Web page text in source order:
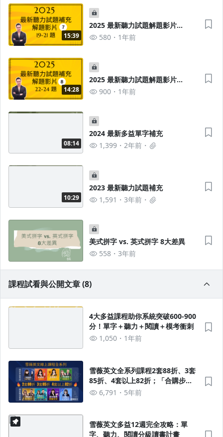
15:39
2025 最新聽力試題解題影片
7（19-21題）
580 1年前
14:28
2025 最新聽力試題解題影片
8（22-24題）
900 1年前
08:14
2024 最新多益單字補充
1,399
2年前
10:29
2023 最新聽力試題補充
1,591
3年前
美式拼字 vs. 英式拼字 8大差異
558
3年前
課程試看與公開文章 (8)
4大多益課程助你系統突破600-900
分！單字＋聽力＋閱讀＋模考衝刺
1,050
1年前
雪薇英文全系列課程2套88折、3套
85折、4套以上82折；「合購步
驟」詳見內文
6,791 5年前
雪薇英文多益12週完全攻略：單
字、聽力、閱讀分級讀書計畫